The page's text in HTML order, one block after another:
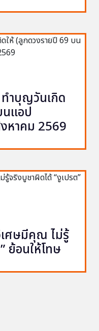
ำบุญวันเกิด
นแอป
หาคม 2569
เศษมีคุณ ไม่รู้
ย้อนให้โทษ